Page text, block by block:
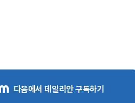
다음에서 데일리안 구독하기